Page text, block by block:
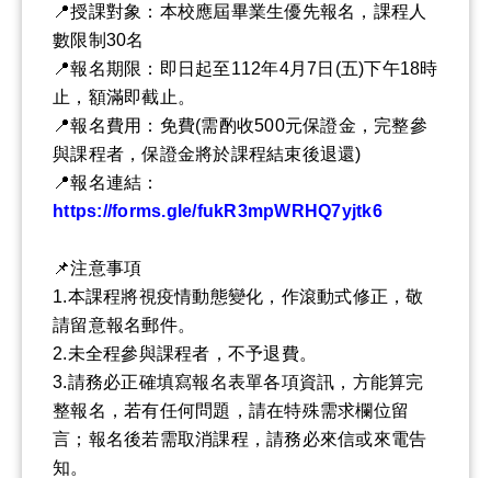
📍授課對象：本校應屆畢業生優先報名，課程人
數限制30名
📍報名期限：即日起至112年4月7日(五)下午18時
止，額滿即截止。
📍報名費用：免費(需酌收500元保證金，完整參
與課程者，保證金將於課程結束後退還)
📍報名連結：
https://forms.gle/fukR3mpWRHQ7yjtk6
📌注意事項
1.本課程將視疫情動態變化，作滾動式修正，敬
請留意報名郵件。
2.未全程參與課程者，不予退費。
3.請務必正確填寫報名表單各項資訊，方能算完
整報名，若有任何問題，請在特殊需求欄位留
言；報名後若需取消課程，請務必來信或來電告
知。